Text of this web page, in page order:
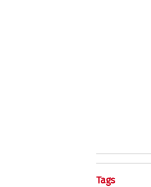
Tags